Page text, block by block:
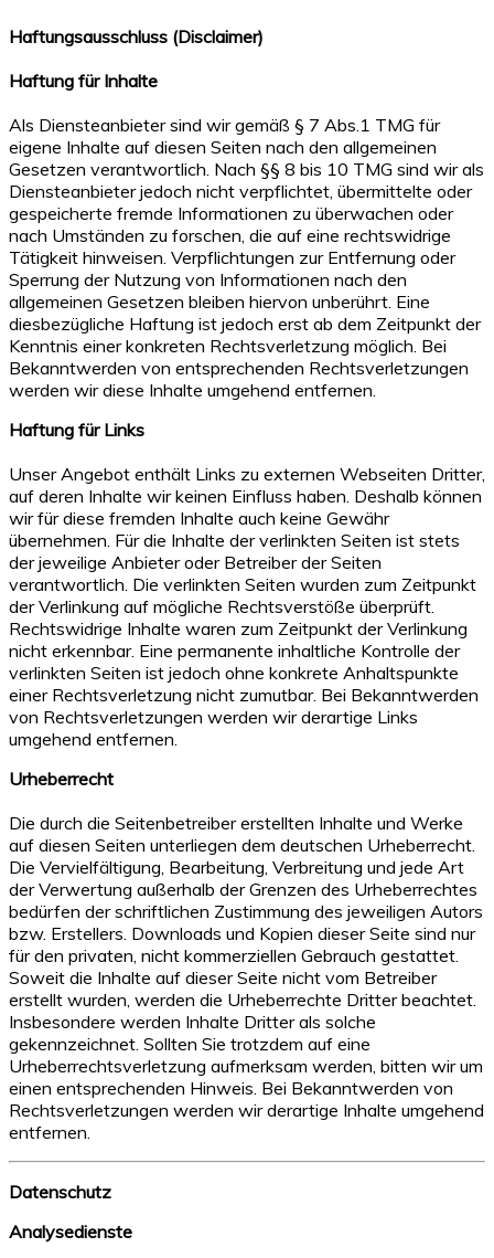
Haftungsausschluss (Disclaimer)
Haftung für Inhalte
Als Diensteanbieter sind wir gemäß § 7 Abs.1 TMG für
eigene Inhalte auf diesen Seiten nach den allgemeinen
Gesetzen verantwortlich. Nach §§ 8 bis 10 TMG sind wir als
Diensteanbieter jedoch nicht verpflichtet, übermittelte oder
gespeicherte fremde Informationen zu überwachen oder
nach Umständen zu forschen, die auf eine rechtswidrige
Tätigkeit hinweisen. Verpflichtungen zur Entfernung oder
Sperrung der Nutzung von Informationen nach den
allgemeinen Gesetzen bleiben hiervon unberührt. Eine
diesbezügliche Haftung ist jedoch erst ab dem Zeitpunkt der
Kenntnis einer konkreten Rechtsverletzung möglich. Bei
Bekanntwerden von entsprechenden Rechtsverletzungen
werden wir diese Inhalte umgehend entfernen.
Haftung für Links
Unser Angebot enthält Links zu externen Webseiten Dritter,
auf deren Inhalte wir keinen Einfluss haben. Deshalb können
wir für diese fremden Inhalte auch keine Gewähr
übernehmen. Für die Inhalte der verlinkten Seiten ist stets
der jeweilige Anbieter oder Betreiber der Seiten
verantwortlich. Die verlinkten Seiten wurden zum Zeitpunkt
der Verlinkung auf mögliche Rechtsverstöße überprüft.
Rechtswidrige Inhalte waren zum Zeitpunkt der Verlinkung
nicht erkennbar. Eine permanente inhaltliche Kontrolle der
verlinkten Seiten ist jedoch ohne konkrete Anhaltspunkte
einer Rechtsverletzung nicht zumutbar. Bei Bekanntwerden
von Rechtsverletzungen werden wir derartige Links
umgehend entfernen.
Urheberrecht
Die durch die Seitenbetreiber erstellten Inhalte und Werke
auf diesen Seiten unterliegen dem deutschen Urheberrecht.
Die Vervielfältigung, Bearbeitung, Verbreitung und jede Art
der Verwertung außerhalb der Grenzen des Urheberrechtes
bedürfen der schriftlichen Zustimmung des jeweiligen Autors
bzw. Erstellers. Downloads und Kopien dieser Seite sind nur
für den privaten, nicht kommerziellen Gebrauch gestattet.
Soweit die Inhalte auf dieser Seite nicht vom Betreiber
erstellt wurden, werden die Urheberrechte Dritter beachtet.
Insbesondere werden Inhalte Dritter als solche
gekennzeichnet. Sollten Sie trotzdem auf eine
Urheberrechtsverletzung aufmerksam werden, bitten wir um
einen entsprechenden Hinweis. Bei Bekanntwerden von
Rechtsverletzungen werden wir derartige Inhalte umgehend
entfernen.
Datenschutz
Analysedienste